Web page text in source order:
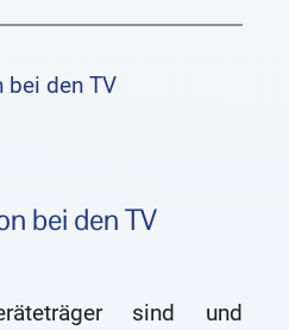
bei den TV
sind und